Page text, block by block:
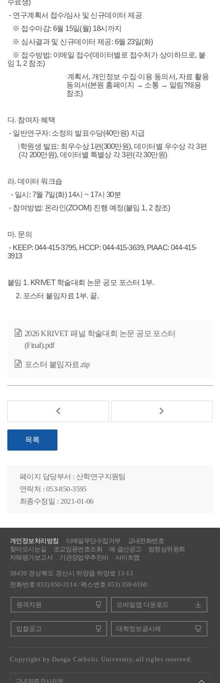
수료생)
- 연구계획서 접수/심사 및 신규데이터 제공
※ 접수마감: 6월 15일(월) 18시까지
※ 심사결과 및 신규데이터 제공: 6월 23일(화)
※ 접수방법: 이메일 접수(데이터별로 접수처가 상이하므로, 붙
임 1, 2 참조)
※ 제출서류: 연구계획서, 개인정보 수집·이용 동의서, 자료 활용
동의서(본원 홈페이지 → 소통 → 알림?채용
참조)
다. 참여자 혜택
- 일반연구자: 소정의 발표수당(40만원) 지급
- 대학원생 발표: 최우수상 1편(300만원), 데이터별 우수상 각 3편
(각 200만원), 데이터별 특별상 각 3편(각 30만원)
라. 데이터 워크숍
- 일시: 7월 7일(화) 14시 ~ 17시 30분
- 참여방법: 온라인(ZOOM) 진행 예정(붙임 1, 2 참조)
마. 문의
- KEEP: 044-415-3795, HCCP: 044-415-3639, PIAAC: 044-415-
3913
붙임 1. KRIVET 학술대회 논문 공모 포스터 1부.
2. 포스터 붙임자료 1부. 끝.
2026 KRIVET 패널 학술대회 논문 공모 포스터
(Final).pdf
포스터 붙임자료.zip
목록
페이지 담당부서 : 산학연구지원팀
연락처 : 053-850-3595
최종수정일 : 2021-01-06
개인정보처리방침 이메일무단수집거부
교내전화번호
찾아오시는길
조교임용번호조회 예·결산공고
법령상위원회
자체평가보고서
기관장업무추진비 사이트맵
38430 경상북도 경산시 하양읍 하양로 13-13
전화번호 053) 850-3114 ⁄ 팩스번호 053) 359-6160
원격지원 모바일앱 다운로드
입찰공고 대학정보공시제
Copyright by Daegu Catholic University, all rights reserved.
교내외주요사이트